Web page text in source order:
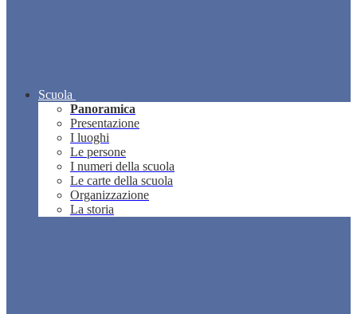
Scuola
Panoramica
Presentazione
I luoghi
Le persone
I numeri della scuola
Le carte della scuola
Organizzazione
La storia